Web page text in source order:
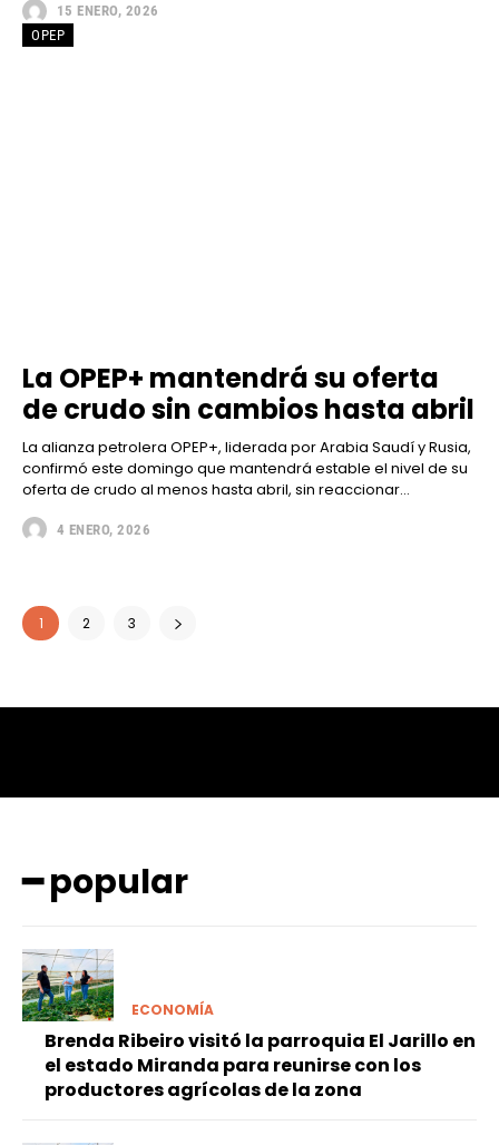
15 ENERO, 2026
OPEP
La OPEP+ mantendrá su oferta
de crudo sin cambios hasta abril
La alianza petrolera OPEP+, liderada por Arabia Saudí y Rusia,
confirmó este domingo que mantendrá estable el nivel de su
oferta de crudo al menos hasta abril, sin reaccionar...
4 ENERO, 2026
1 2 3
━ popular
ECONOMÍA
Brenda Ribeiro visitó la parroquia El Jarillo en
el estado Miranda para reunirse con los
productores agrícolas de la zona